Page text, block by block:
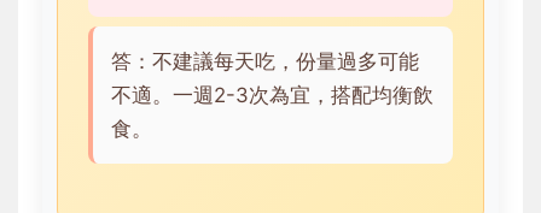
答：不建議每天吃，份量過多可能
不適。一週2-3次為宜，搭配均衡飲
食。